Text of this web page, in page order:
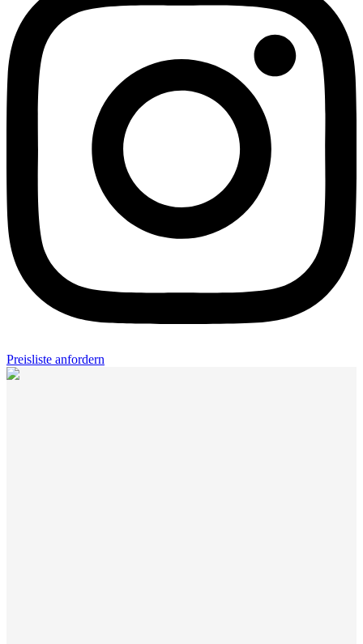
Preisliste anfordern